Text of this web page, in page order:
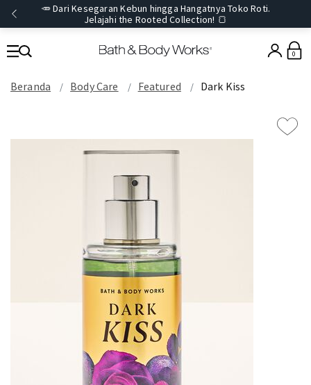
🥕 Dari Kesegaran Kebun hingga Hangatnya Toko Roti.
Jelajahi the Rooted Collection! 🍞
0
Beranda Body Care Featured Dark Kiss